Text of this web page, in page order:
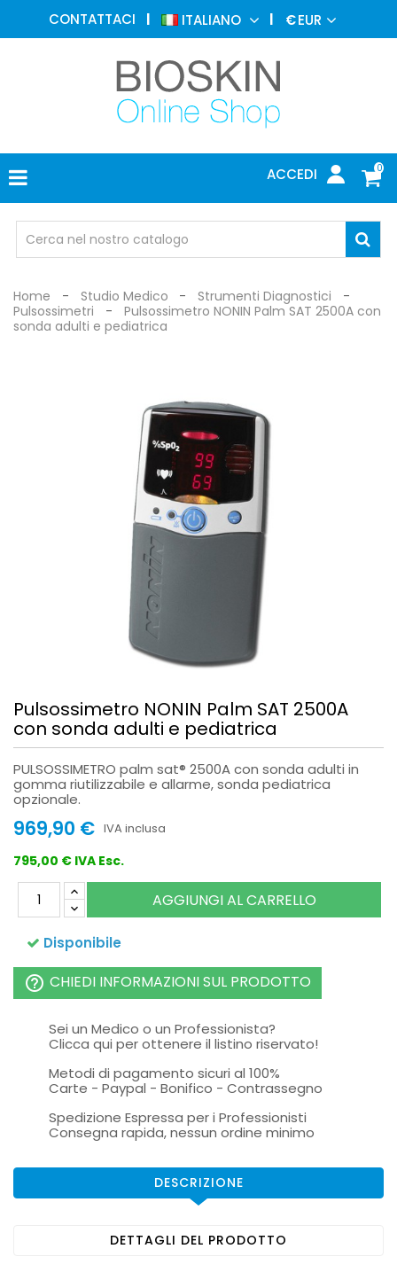
CONTATTACI ITALIANO €EUR
0
ACCEDI
MEDICINA
ESTETICA
DERMATOLOGIA
FOTOTERAPIA
ELETTROMEDICALI
MEDICO
OCCHIALI
DI
Home Studio Medico
Strumenti Diagnostici
Pulsossimetri
Pulsossimetro NONIN Palm SAT 2500A con
sonda adulti e pediatrica
Pulsossimetro NONIN Palm SAT 2500A
con sonda adulti e pediatrica
PULSOSSIMETRO palm sat® 2500A con sonda adulti in
gomma riutilizzabile e allarme, sonda pediatrica
opzionale.
969,90 € IVA inclusa
795,00 € IVA Esc.
AGGIUNGI AL CARRELLO
Disponibile
help_outline CHIEDI INFORMAZIONI SUL PRODOTTO
Sei un Medico o un Professionista?
Clicca qui per ottenere il listino riservato!
Metodi di pagamento sicuri al 100%
Carte - Paypal - Bonifico - Contrassegno
Spedizione Espressa per i Professionisti
Consegna rapida, nessun ordine minimo
DESCRIZIONE
DETTAGLI DEL PRODOTTO